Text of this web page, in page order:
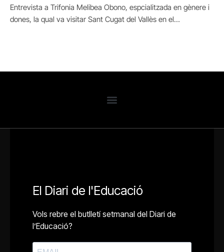
Entrevista a Trifonia Melibea Obono, espcialitzada en gènere i
dones, la qual va visitar Sant Cugat del Vallès en el…